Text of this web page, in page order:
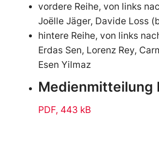
vordere Reihe, von links
Joëlle Jäger, Davide Loss
hintere Reihe, von links
Erdas Sen, Lorenz Rey,
Esen Yilmaz
Medienmitteilung
PDF, 443 kB